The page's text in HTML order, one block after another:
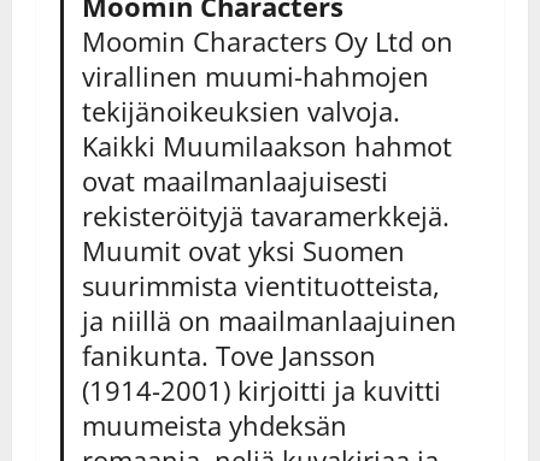
Moomin Characters Oy Ltd on
virallinen muumi-hahmojen
tekijänoikeuksien valvoja.
Kaikki Muumilaakson hahmot
ovat maailmanlaajuisesti
rekisteröityjä tavaramerkkejä.
Muumit ovat yksi Suomen
suurimmista vientituotteista,
ja niillä on maailmanlaajuinen
fanikunta. Tove Jansson
(1914-2001) kirjoitti ja kuvitti
muumeista yhdeksän